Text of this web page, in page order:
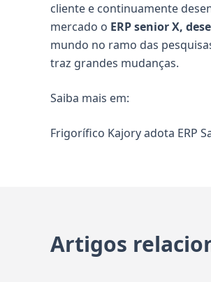
cliente e continuamente
mercado o ERP senior X,
mundo no ramo das
traz grandes mudanças.
Saiba mais em:
Frigorífico Kajory adota ERP
Artigos